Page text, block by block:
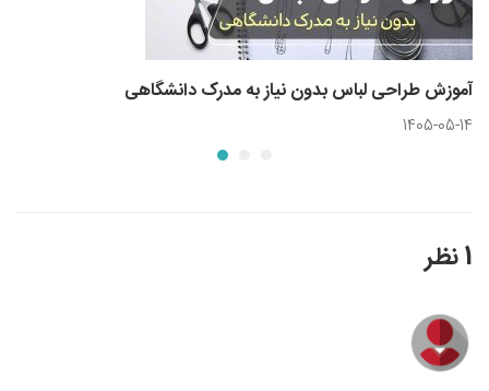
آموزش طراحی لباس بدون نیاز به مدرک دانشگاهی
1405-05-14
1 نظر